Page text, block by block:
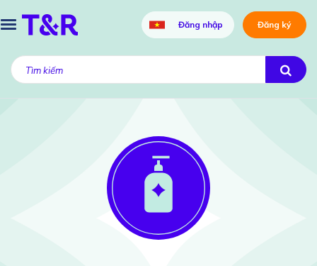
Đăng nhập Đăng ký